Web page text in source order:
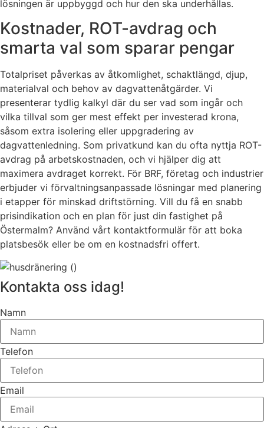
lösningen är uppbyggd och hur den ska underhållas.
Kostnader, ROT-avdrag och
smarta val som sparar pengar
Totalpriset påverkas av åtkomlighet, schaktlängd, djup,
materialval och behov av dagvattenåtgärder. Vi
presenterar tydlig kalkyl där du ser vad som ingår och
vilka tillval som ger mest effekt per investerad krona,
såsom extra isolering eller uppgradering av
dagvattenledning. Som privatkund kan du ofta nyttja ROT-
avdrag på arbetskostnaden, och vi hjälper dig att
maximera avdraget korrekt. För BRF, företag och industrier
erbjuder vi förvaltningsanpassade lösningar med planering
i etapper för minskad driftstörning. Vill du få en snabb
prisindikation och en plan för just din fastighet på
Östermalm? Använd vårt kontaktformulär för att boka
platsbesök eller be om en kostnadsfri offert.
Kontakta oss idag!
Namn
Telefon
Email